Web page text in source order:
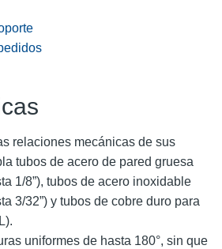
relaciones mecánicas de sus
tubos de acero de pared gruesa
1/8”), tubos de acero inoxidable
3/32”) y tubos de cobre duro para
uniformes de hasta 180°, sin que